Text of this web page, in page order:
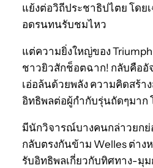
แย้งต่อวิถีประชาธิปไตย โดย
อดรนทนรับชมไหว
แต่ความยิ่งใหญ่ของ
ชาวยิวสักช็อตฉาก! กลับคืออั
เอ่อล้นด้วยพลัง ความคิดสร้า
อิทธิพลต่อผู้กำกับรุ่นถัดๆมาก
มีนักวิจารณ์บางคนกล่าวยกย่อ
กลับตรงกันข้าม Welles ต่างห
รับอิทธิพลเกี่ยวกับทิศทาง-มุ